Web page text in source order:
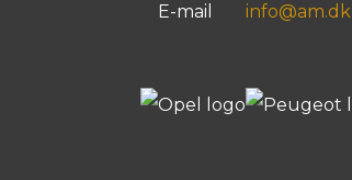
E-mail
info@am.dk